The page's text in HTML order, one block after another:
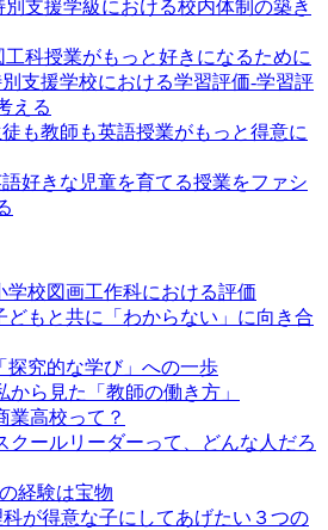
別支援学級における校内体制の築き
工科授業がもっと好きになるために
支援学校における学習評価-学習評
える
も教師も英語授業がもっと得意に
好きな児童を育てる授業をファシ
学校図画工作科における評価
どもと共に「わからない」に向き合
「探究的な学び」への一歩
から見た「教師の働き方」
業高校って？
クールリーダーって、どんな人だろ
経験は宝物
科が得意な子にしてあげたい３つの